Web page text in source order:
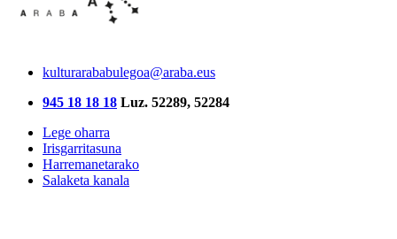
kulturarababulegoa@araba.eus
945 18 18 18 Luz. 52289, 52284
Lege oharra
Irisgarritasuna
Harremanetarako
Salaketa kanala